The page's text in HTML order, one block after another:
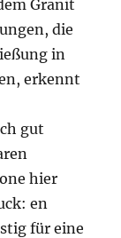
Granit
die
in
erkennt
gut
hier
en
für eine